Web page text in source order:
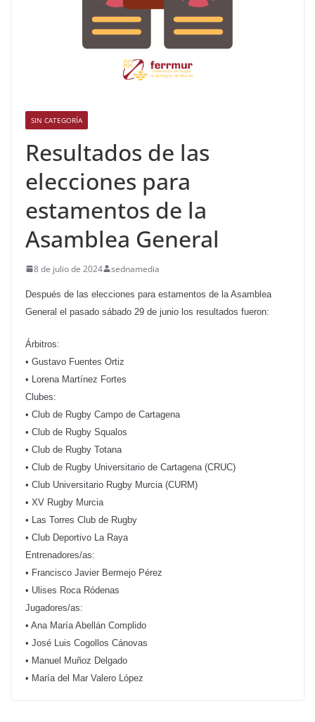
SIN CATEGORÍA
Resultados de las
elecciones para
estamentos de la
Asamblea General
8 de julio de 2024 sednamedia
Después de las elecciones para estamentos de la Asamblea
General el pasado sábado 29 de junio los resultados fueron:
Árbitros:
• Gustavo Fuentes Ortiz
• Lorena Martínez Fortes
Clubes:
• Club de Rugby Campo de Cartagena
• Club de Rugby Squalos
• Club de Rugby Totana
• Club de Rugby Universitario de Cartagena (CRUC)
• Club Universitario Rugby Murcia (CURM)
• XV Rugby Murcia
• Las Torres Club de Rugby
• Club Deportivo La Raya
Entrenadores/as:
• Francisco Javier Bermejo Pérez
• Ulises Roca Ródenas
Jugadores/as:
• Ana María Abellán Complido
• José Luis Cogollos Cánovas
• Manuel Muñoz Delgado
• María del Mar Valero López